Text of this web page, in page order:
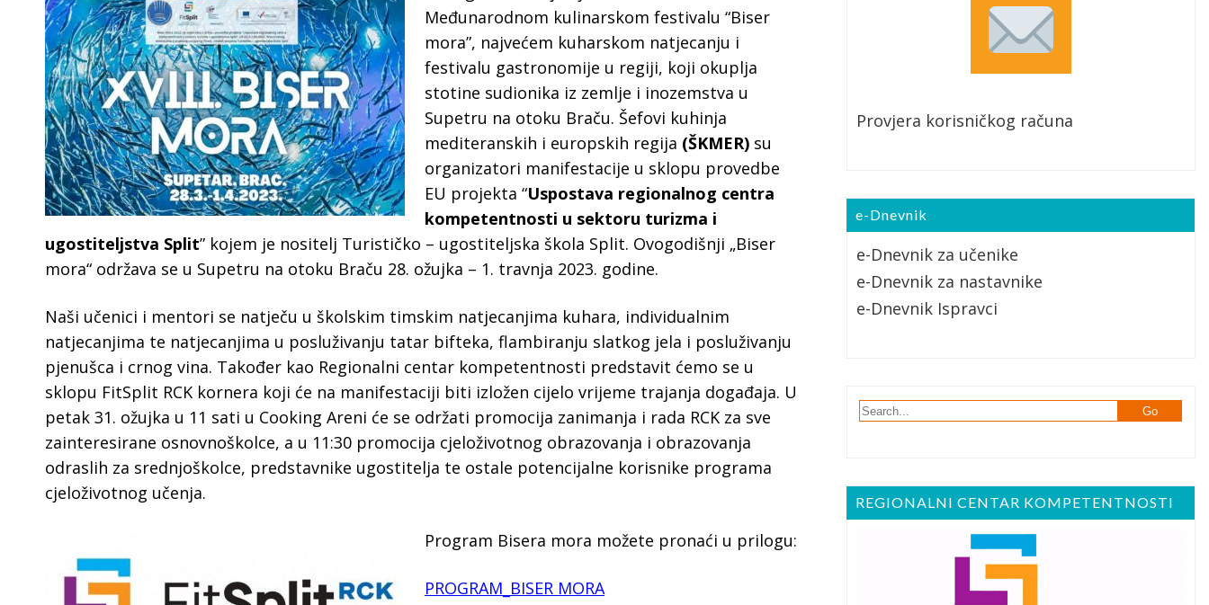
Međunarodnom kulinarskom festivalu “Biser
mora”, najvećem kuharskom natjecanju i
festivalu gastronomije u regiji, koji okuplja
stotine sudionika iz zemlje i inozemstva u
Supetru na otoku Braču. Šefovi kuhinja
mediteranskih i europskih regija (ŠKMER) su
organizatori manifestacije u sklopu provedbe
EU projekta “Uspostava regionalnog centra
kompetentnosti u sektoru turizma i
ugostiteljstva Split” kojem je nositelj Turističko – ugostiteljska škola Split. Ovogodišnji „Biser
mora“ održava se u Supetru na otoku Braču 28. ožujka – 1. travnja 2023. godine.
Naši učenici i mentori se natječu u školskim timskim natjecanjima kuhara, individualnim
natjecanjima te natjecanjima u posluživanju tatar bifteka, flambiranju slatkog jela i posluživanju
pjenušca i crnog vina. Također kao Regionalni centar kompetentnosti predstavit ćemo se u
sklopu FitSplit RCK kornera koji će na manifestaciji biti izložen cijelo vrijeme trajanja događaja. U
petak 31. ožujka u 11 sati u Cooking Areni će se održati promocija zanimanja i rada RCK za sve
zainteresirane osnovnoškolce, a u 11:30 promocija cjeloživotnog obrazovanja i obrazovanja
odraslih za srednjoškolce, predstavnike ugostitelja te ostale potencijalne korisnike programa
cjeloživotnog učenja.
Program Bisera mora možete pronaći u prilogu:
PROGRAM_BISER MORA
Provjera korisničkog računa
e-Dnevnik
e-Dnevnik za učenike
e-Dnevnik za nastavnike
e-Dnevnik Ispravci
REGIONALNI CENTAR KOMPETENTNOSTI